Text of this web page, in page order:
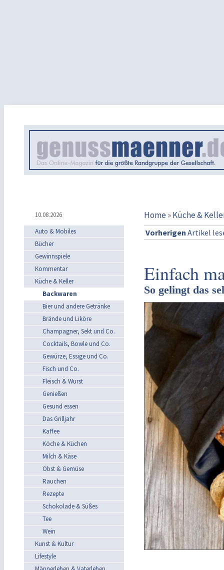
10.08.2026 Home»Küche &
Auto & Mobiles
Bücher
Gewinnspiele
Kommentar
Küche & Keller
Backwaren
Bier und andere Getränke
Brände und Liköre
Champagner, Sekt und Co.
Cocktails, Bowle und Co.
Gewürze, Essige und Co.
Fisch und Co.
Fleisch & Wurst
Genießen
Gesund essen
Das Grilljahr
Kaffee
Köche & Küchen
Milch & Käse
Obst & Gemüse
Rauchen
Rezepte
Schokolade & Süßes
Tee
Wein
Kunst & Kultur
Lifestyle
Vorherigen Artikel
Einfach
So gelingt das